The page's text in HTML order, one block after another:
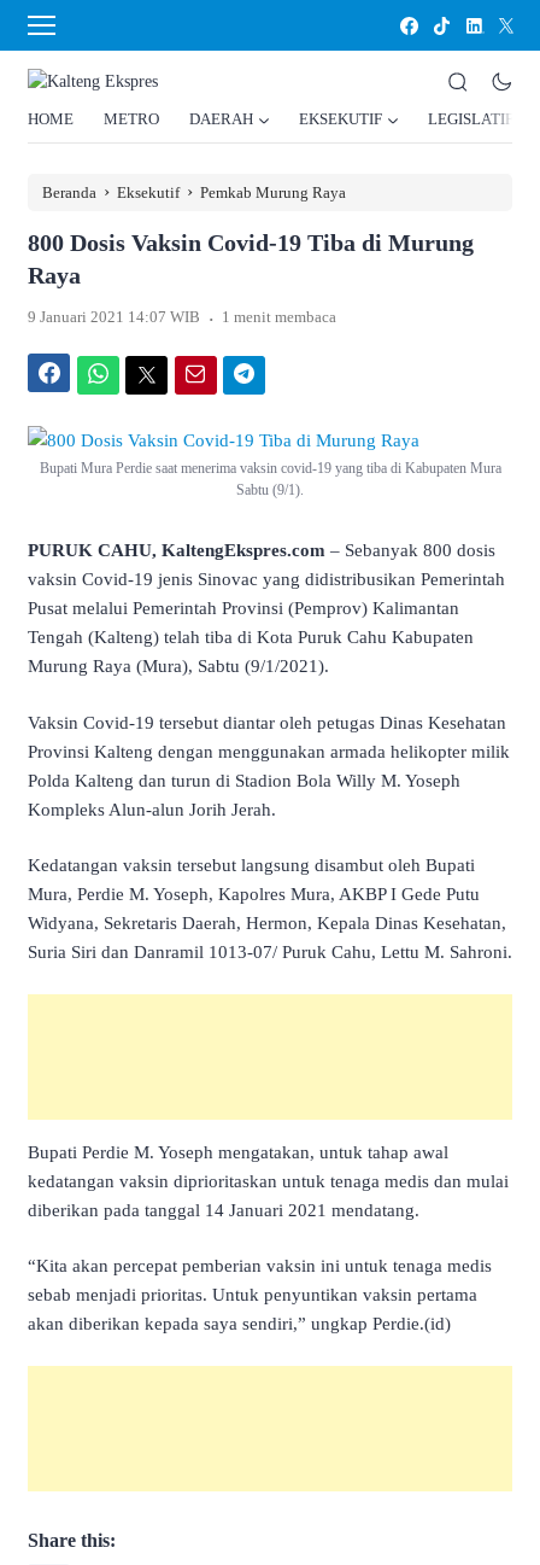
HOME METRO DAERAH EKSEKUTIF LEGISLATIF
Beranda › Eksekutif › Pemkab Murung Raya
800 Dosis Vaksin Covid-19 Tiba di Murung
Raya
9 Januari 2021 14:07 WIB . 1 menit membaca
Bupati Mura Perdie saat menerima vaksin covid-19 yang tiba di Kabupaten Mura
Sabtu (9/1).
PURUK CAHU, KaltengEkspres.com – Sebanyak 800 dosis
vaksin Covid-19 jenis Sinovac yang didistribusikan Pemerintah
Pusat melalui Pemerintah Provinsi (Pemprov) Kalimantan
Tengah (Kalteng) telah tiba di Kota Puruk Cahu Kabupaten
Murung Raya (Mura), Sabtu (9/1/2021).
Vaksin Covid-19 tersebut diantar oleh petugas Dinas Kesehatan
Provinsi Kalteng dengan menggunakan armada helikopter milik
Polda Kalteng dan turun di Stadion Bola Willy M. Yoseph
Kompleks Alun-alun Jorih Jerah.
Kedatangan vaksin tersebut langsung disambut oleh Bupati
Mura, Perdie M. Yoseph, Kapolres Mura, AKBP I Gede Putu
Widyana, Sekretaris Daerah, Hermon, Kepala Dinas Kesehatan,
Suria Siri dan Danramil 1013-07/ Puruk Cahu, Lettu M. Sahroni.
Bupati Perdie M. Yoseph mengatakan, untuk tahap awal
kedatangan vaksin diprioritaskan untuk tenaga medis dan mulai
diberikan pada tanggal 14 Januari 2021 mendatang.
“Kita akan percepat pemberian vaksin ini untuk tenaga medis
sebab menjadi prioritas. Untuk penyuntikan vaksin pertama
akan diberikan kepada saya sendiri,” ungkap Perdie.(id)
Share this: